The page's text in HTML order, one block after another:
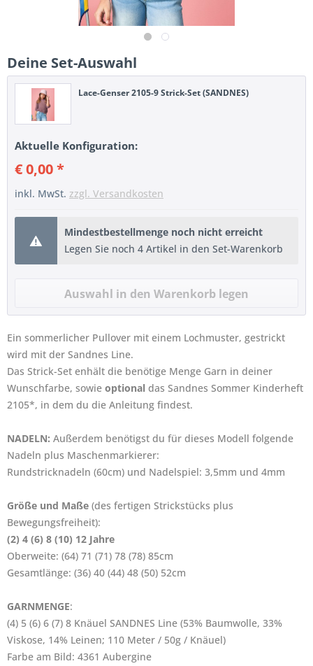
Deine Set-Auswahl
Lace-Genser 2105-9 Strick-Set (SANDNES)
Aktuelle Konfiguration:
€ 0,00 *
inkl. MwSt. zzgl. Versandkosten
Mindestbestellmenge noch nicht erreicht
Legen Sie noch 4 Artikel in den Set-Warenkorb
Ein sommerlicher Pullover mit einem Lochmuster, gestrickt
wird mit der Sandnes Line.
Das Strick-Set enhält die benötige Menge Garn in deiner
Wunschfarbe, sowie optional das Sandnes Sommer Kinderheft
2105*, in dem du die Anleitung findest.
NADELN: Außerdem benötigst du für dieses Modell folgende
Nadeln plus Maschenmarkierer:
Rundstricknadeln (60cm) und Nadelspiel: 3,5mm und 4mm
Größe und Maße (des fertigen Strickstücks plus
Bewegungsfreiheit):
(2) 4 (6) 8 (10) 12 Jahre
Oberweite: (64) 71 (71) 78 (78) 85cm
Gesamtlänge: (36) 40 (44) 48 (50) 52cm
GARNMENGE:
(4) 5 (6) 6 (7) 8 Knäuel SANDNES Line (53% Baumwolle, 33%
Viskose, 14% Leinen; 110 Meter / 50g / Knäuel)
Farbe am Bild: 4361 Aubergine